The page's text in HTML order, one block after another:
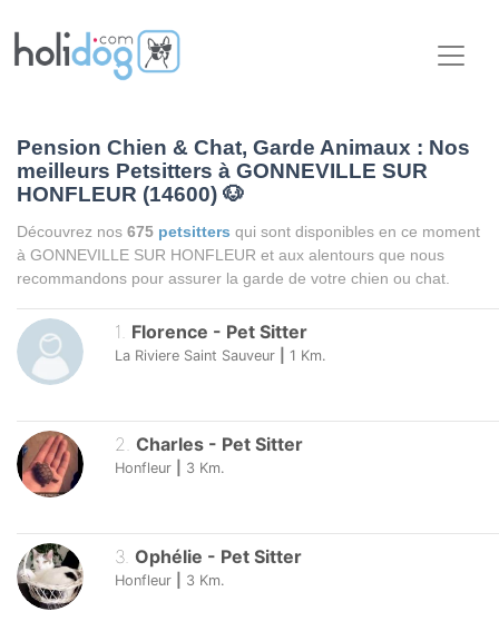
Pension Chien & Chat, Garde Animaux : Nos
meilleurs Petsitters à GONNEVILLE SUR
HONFLEUR (14600) 🐶
Découvrez nos 675 petsitters qui sont disponibles en ce moment
à GONNEVILLE SUR HONFLEUR et aux alentours que nous
recommandons pour assurer la garde de votre chien ou chat.
1. Florence - Pet Sitter
La Riviere Saint Sauveur 1 Km.
2. Charles - Pet Sitter
Honfleur 3 Km.
3. Ophélie - Pet Sitter
Honfleur 3 Km.